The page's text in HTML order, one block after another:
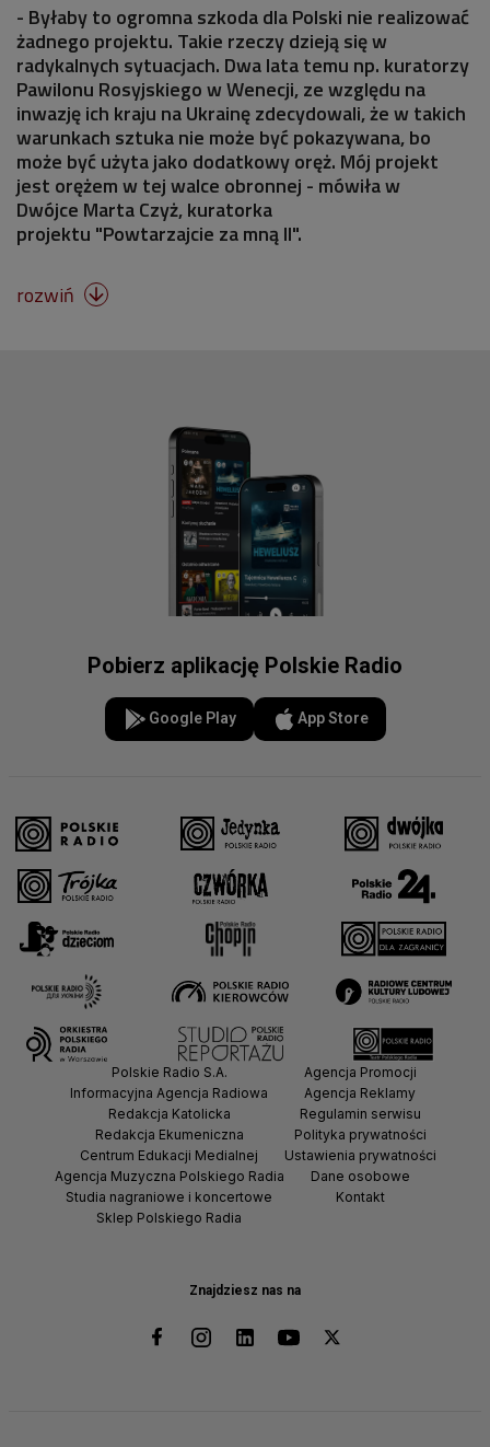
- Byłaby to ogromna szkoda dla Polski nie realizować
żadnego projektu. Takie rzeczy dzieją się w
radykalnych sytuacjach. Dwa lata temu np. kuratorzy
Pawilonu Rosyjskiego w Wenecji, ze względu na
inwazję ich kraju na Ukrainę zdecydowali, że w takich
warunkach sztuka nie może być pokazywana, bo
może być użyta jako dodatkowy oręż. Mój projekt
jest orężem w tej walce obronnej - mówiła w
Dwójce Marta Czyż, kuratorka
projektu "Powtarzajcie za mną II".
rozwiń 
Pobierz aplikację Polskie Radio
Google Play App Store
Znajdziesz nas na
Polskie Radio S.A.
Informacyjna Agencja Radiowa
Redakcja Katolicka
Redakcja Ekumeniczna
Centrum Edukacji Medialnej
Agencja Muzyczna Polskiego Radia
Studia nagraniowe i koncertowe
Sklep Polskiego Radia
Agencja Promocji
Agencja Reklamy
Regulamin serwisu
Polityka prywatności
Ustawienia prywatności
Dane osobowe
Kontakt